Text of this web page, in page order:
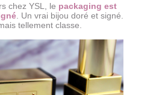
chez YSL, le packaging est
. Un vrai bijou doré et signé.
tellement classe.